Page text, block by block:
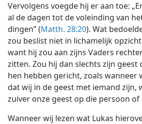
Vervolgens voegde hij er aan toe:
al de dagen tot de voleinding van
dingen” (Matth. 28:20). Wat
zou beslist niet in lichamelijk
want hij zou aan zijns Vaders
zitten. Zou hij dan slechts zijn geest
hen hebben gericht, zoals wanneer
dat wij in de geest met iemand zijn,
zuiver onze geest op die persoon
Wanneer wij lezen wat Lukas